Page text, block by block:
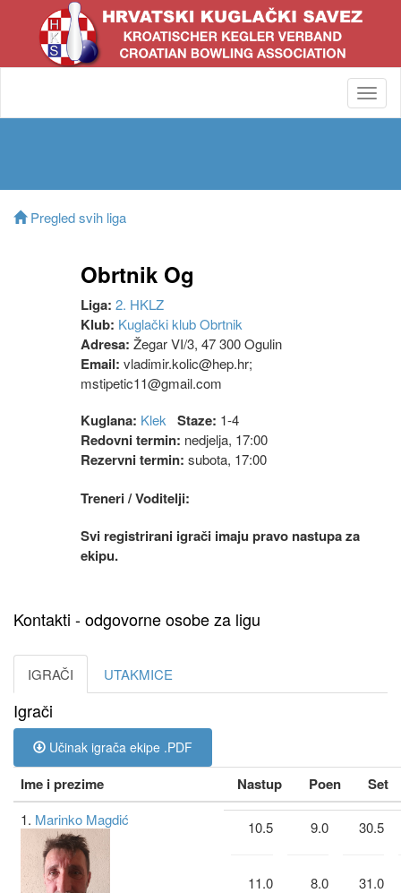
Pregled svih liga
Obrtnik Og
Liga: 2. HKLZ
Klub: Kuglački klub Obrtnik
Adresa: Žegar VI/3, 47 300 Ogulin
Email: vladimir.kolic@hep.hr;
mstipetic11@gmail.com
Kuglana: Klek Staze: 1-4
Redovni termin: nedjelja, 17:00
Rezervni termin: subota, 17:00
Treneri / Voditelji:
Svi registrirani igrači imaju pravo nastupa za
ekipu.
Kontakti - odgovorne osobe za ligu
IGRAČI UTAKMICE
Igrači
Učinak igrača ekipe .PDF
Ime i prezime Nastup Poen Set
1. Marinko Magdić 10.5
11.0
9.0
8.0
30.5
31.0